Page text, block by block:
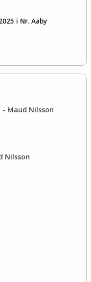
i Nr. Aaby
Maud Nilsson
Nilsson